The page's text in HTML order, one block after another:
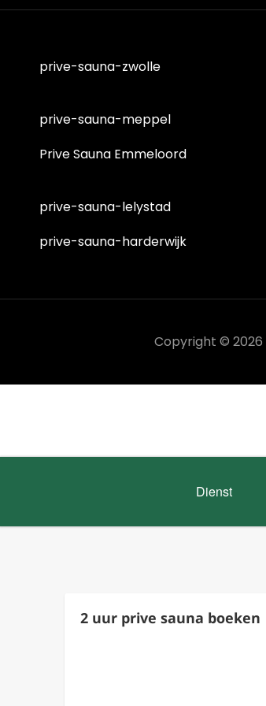
prive-sauna-zwolle
prive-sauna-meppel
Prive Sauna Emmeloord
prive-sauna-lelystad
prive-sauna-harderwijk
Copyright © 2026